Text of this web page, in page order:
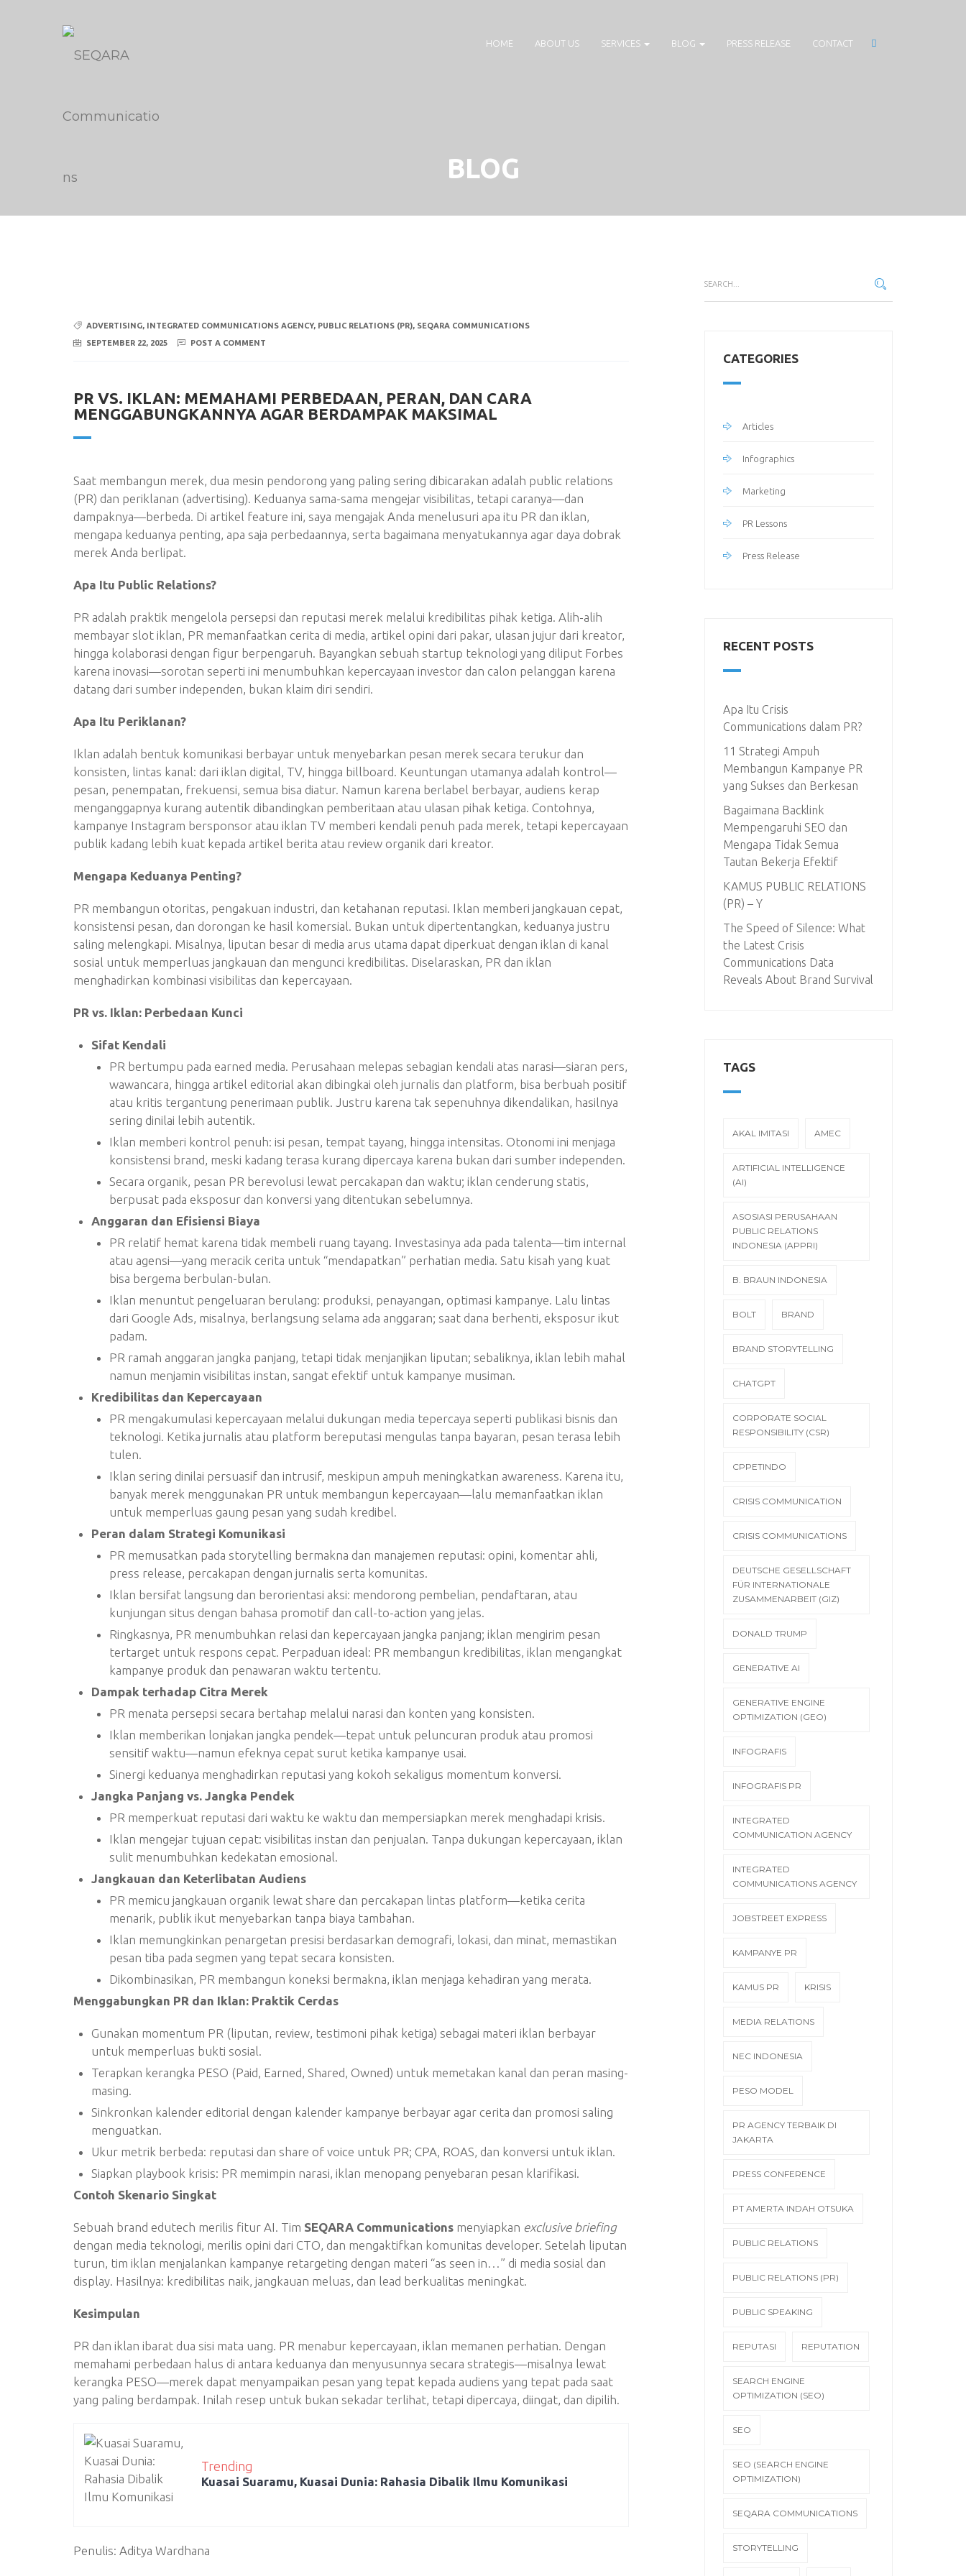
HOME ABOUT US SERVICES BLOG PRESS RELEASE CONTACT
BLOG
ADVERTISING, INTEGRATED COMMUNICATIONS AGENCY, PUBLIC RELATIONS (PR), SEQARA COMMUNICATIONS
SEPTEMBER 22, 2025
POST A COMMENT
PR VS. IKLAN: MEMAHAMI PERBEDAAN, PERAN, DAN CARA
MENGGABUNGKANNYA AGAR BERDAMPAK MAKSIMAL
Saat membangun merek, dua mesin pendorong yang paling sering dibicarakan adalah public relations
(PR) dan periklanan (advertising). Keduanya sama-sama mengejar visibilitas, tetapi caranya—dan
dampaknya—berbeda. Di artikel feature ini, saya mengajak Anda menelusuri apa itu PR dan iklan,
mengapa keduanya penting, apa saja perbedaannya, serta bagaimana menyatukannya agar daya dobrak
merek Anda berlipat.
Apa Itu Public Relations?
PR adalah praktik mengelola persepsi dan reputasi merek melalui kredibilitas pihak ketiga. Alih-alih
membayar slot iklan, PR memanfaatkan cerita di media, artikel opini dari pakar, ulasan jujur dari kreator,
hingga kolaborasi dengan figur berpengaruh. Bayangkan sebuah startup teknologi yang diliput Forbes
karena inovasi—sorotan seperti ini menumbuhkan kepercayaan investor dan calon pelanggan karena
datang dari sumber independen, bukan klaim diri sendiri.
Apa Itu Periklanan?
Iklan adalah bentuk komunikasi berbayar untuk menyebarkan pesan merek secara terukur dan
konsisten, lintas kanal: dari iklan digital, TV, hingga billboard. Keuntungan utamanya adalah kontrol—
pesan, penempatan, frekuensi, semua bisa diatur. Namun karena berlabel berbayar, audiens kerap
menganggapnya kurang autentik dibandingkan pemberitaan atau ulasan pihak ketiga. Contohnya,
kampanye Instagram bersponsor atau iklan TV memberi kendali penuh pada merek, tetapi kepercayaan
publik kadang lebih kuat kepada artikel berita atau review organik dari kreator.
Mengapa Keduanya Penting?
PR membangun otoritas, pengakuan industri, dan ketahanan reputasi. Iklan memberi jangkauan cepat,
konsistensi pesan, dan dorongan ke hasil komersial. Bukan untuk dipertentangkan, keduanya justru
saling melengkapi. Misalnya, liputan besar di media arus utama dapat diperkuat dengan iklan di kanal
sosial untuk memperluas jangkauan dan mengunci kredibilitas. Diselaraskan, PR dan iklan
menghadirkan kombinasi visibilitas dan kepercayaan.
PR vs. Iklan: Perbedaan Kunci
Sifat Kendali
PR bertumpu pada earned media. Perusahaan melepas sebagian kendali atas narasi—siaran pers,
wawancara, hingga artikel editorial akan dibingkai oleh jurnalis dan platform, bisa berbuah positif
atau kritis tergantung penerimaan publik. Justru karena tak sepenuhnya dikendalikan, hasilnya
sering dinilai lebih autentik.
Iklan memberi kontrol penuh: isi pesan, tempat tayang, hingga intensitas. Otonomi ini menjaga
konsistensi brand, meski kadang terasa kurang dipercaya karena bukan dari sumber independen.
Secara organik, pesan PR berevolusi lewat percakapan dan waktu; iklan cenderung statis,
berpusat pada eksposur dan konversi yang ditentukan sebelumnya.
Anggaran dan Efisiensi Biaya
PR relatif hemat karena tidak membeli ruang tayang. Investasinya ada pada talenta—tim internal
atau agensi—yang meracik cerita untuk “mendapatkan” perhatian media. Satu kisah yang kuat
bisa bergema berbulan-bulan.
Iklan menuntut pengeluaran berulang: produksi, penayangan, optimasi kampanye. Lalu lintas
dari Google Ads, misalnya, berlangsung selama ada anggaran; saat dana berhenti, eksposur ikut
padam.
PR ramah anggaran jangka panjang, tetapi tidak menjanjikan liputan; sebaliknya, iklan lebih mahal
namun menjamin visibilitas instan, sangat efektif untuk kampanye musiman.
Kredibilitas dan Kepercayaan
PR mengakumulasi kepercayaan melalui dukungan media tepercaya seperti publikasi bisnis dan
teknologi. Ketika jurnalis atau platform bereputasi mengulas tanpa bayaran, pesan terasa lebih
tulen.
Iklan sering dinilai persuasif dan intrusif, meskipun ampuh meningkatkan awareness. Karena itu,
banyak merek menggunakan PR untuk membangun kepercayaan—lalu memanfaatkan iklan
untuk memperluas gaung pesan yang sudah kredibel.
Peran dalam Strategi Komunikasi
PR memusatkan pada storytelling bermakna dan manajemen reputasi: opini, komentar ahli,
press release, percakapan dengan jurnalis serta komunitas.
Iklan bersifat langsung dan berorientasi aksi: mendorong pembelian, pendaftaran, atau
kunjungan situs dengan bahasa promotif dan call-to-action yang jelas.
Ringkasnya, PR menumbuhkan relasi dan kepercayaan jangka panjang; iklan mengirim pesan
tertarget untuk respons cepat. Perpaduan ideal: PR membangun kredibilitas, iklan mengangkat
kampanye produk dan penawaran waktu tertentu.
Dampak terhadap Citra Merek
PR menata persepsi secara bertahap melalui narasi dan konten yang konsisten.
Iklan memberikan lonjakan jangka pendek—tepat untuk peluncuran produk atau promosi
sensitif waktu—namun efeknya cepat surut ketika kampanye usai.
Sinergi keduanya menghadirkan reputasi yang kokoh sekaligus momentum konversi.
Jangka Panjang vs. Jangka Pendek
PR memperkuat reputasi dari waktu ke waktu dan mempersiapkan merek menghadapi krisis.
Iklan mengejar tujuan cepat: visibilitas instan dan penjualan. Tanpa dukungan kepercayaan, iklan
sulit menumbuhkan kedekatan emosional.
Jangkauan dan Keterlibatan Audiens
PR memicu jangkauan organik lewat share dan percakapan lintas platform—ketika cerita
menarik, publik ikut menyebarkan tanpa biaya tambahan.
Iklan memungkinkan penargetan presisi berdasarkan demografi, lokasi, dan minat, memastikan
pesan tiba pada segmen yang tepat secara konsisten.
Dikombinasikan, PR membangun koneksi bermakna, iklan menjaga kehadiran yang merata.
Menggabungkan PR dan Iklan: Praktik Cerdas
Gunakan momentum PR (liputan, review, testimoni pihak ketiga) sebagai materi iklan berbayar
untuk memperluas bukti sosial.
Terapkan kerangka PESO (Paid, Earned, Shared, Owned) untuk memetakan kanal dan peran masing-
masing.
Sinkronkan kalender editorial dengan kalender kampanye berbayar agar cerita dan promosi saling
menguatkan.
Ukur metrik berbeda: reputasi dan share of voice untuk PR; CPA, ROAS, dan konversi untuk iklan.
Siapkan playbook krisis: PR memimpin narasi, iklan menopang penyebaran pesan klarifikasi.
Contoh Skenario Singkat
Sebuah brand edutech merilis fitur AI. Tim SEQARA Communications menyiapkan exclusive briefing
dengan media teknologi, merilis opini dari CTO, dan mengaktifkan komunitas developer. Setelah liputan
turun, tim iklan menjalankan kampanye retargeting dengan materi “as seen in…” di media sosial dan
display. Hasilnya: kredibilitas naik, jangkauan meluas, dan lead berkualitas meningkat.
Kesimpulan
PR dan iklan ibarat dua sisi mata uang. PR menabur kepercayaan, iklan memanen perhatian. Dengan
memahami perbedaan halus di antara keduanya dan menyusunnya secara strategis—misalnya lewat
kerangka PESO—merek dapat menyampaikan pesan yang tepat kepada audiens yang tepat pada saat
yang paling berdampak. Inilah resep untuk bukan sekadar terlihat, tetapi dipercaya, diingat, dan dipilih.
Trending
Kuasai Suaramu, Kuasai Dunia: Rahasia Dibalik Ilmu Komunikasi
Penulis: Aditya Wardhana
CATEGORIES
Articles
Infographics
Marketing
PR Lessons
Press Release
RECENT POSTS
Apa Itu Crisis
Communications dalam PR?
11 Strategi Ampuh
Membangun Kampanye PR
yang Sukses dan Berkesan
Bagaimana Backlink
Mempengaruhi SEO dan
Mengapa Tidak Semua
Tautan Bekerja Efektif
KAMUS PUBLIC RELATIONS
(PR) – Y
The Speed of Silence: What
the Latest Crisis
Communications Data
Reveals About Brand Survival
TAGS
AKAL IMITASI AMEC
ARTIFICIAL INTELLIGENCE
(AI)
ASOSIASI PERUSAHAAN
PUBLIC RELATIONS
INDONESIA (APPRI)
B. BRAUN INDONESIA
BOLT BRAND
BRAND STORYTELLING
CHATGPT
CORPORATE SOCIAL
RESPONSIBILITY (CSR)
CPPETINDO
CRISIS COMMUNICATION
CRISIS COMMUNICATIONS
DEUTSCHE GESELLSCHAFT
FÜR INTERNATIONALE
ZUSAMMENARBEIT (GIZ)
DONALD TRUMP
GENERATIVE AI
GENERATIVE ENGINE
OPTIMIZATION (GEO)
INFOGRAFIS
INFOGRAFIS PR
INTEGRATED
COMMUNICATION AGENCY
INTEGRATED
COMMUNICATIONS AGENCY
JOBSTREET EXPRESS
KAMPANYE PR
KAMUS PR KRISIS
MEDIA RELATIONS
NEC INDONESIA
PESO MODEL
PR AGENCY TERBAIK DI
JAKARTA
PRESS CONFERENCE
PT AMERTA INDAH OTSUKA
PUBLIC RELATIONS
PUBLIC RELATIONS (PR)
PUBLIC SPEAKING
REPUTASI REPUTATION
SEARCH ENGINE
OPTIMIZATION (SEO)
SEO
SEO (SEARCH ENGINE
OPTIMIZATION)
SEQARA COMMUNICATIONS
STORYTELLING